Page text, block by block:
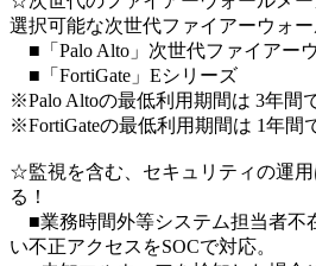
選択可能な次世代ファイアーウォ
■「Palo Alto」次世代ファイアー
■「FortiGate」Eシリーズ
※Palo Altoの最低利用期間は 3年間
※FortiGateの最低利用期間は 1年間
☆監視を含む、セキュリティの運
る！
■業務時間外等システム担当者不
い不正アクセスをSOCで対応。